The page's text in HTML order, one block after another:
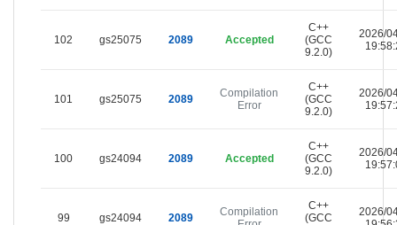
102 gs25075 2089 Accepted
C++
(GCC
9.2.0)
2026/
101 gs25075 2089
Compilation
Error
C++
(GCC
9.2.0)
2026/
100 gs24094 2089 Accepted
C++
(GCC
9.2.0)
2026/
99 gs24094 2089
Compilation
C++
(GCC
2026/